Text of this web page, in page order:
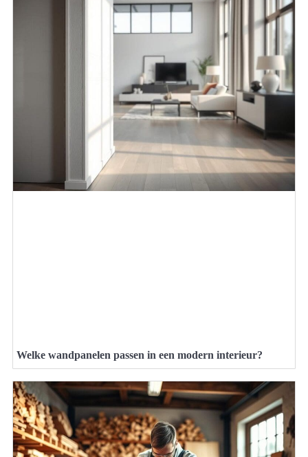
Welke wandpanelen passen in een modern interieur?